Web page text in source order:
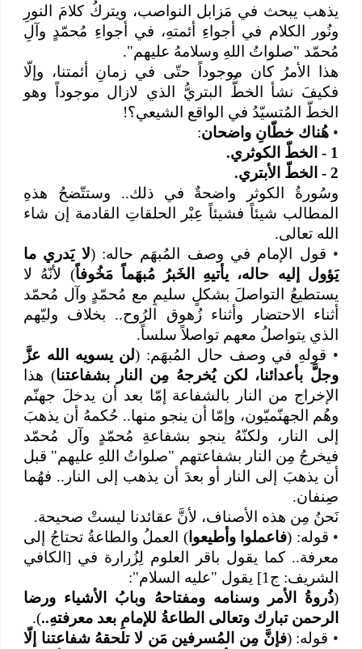
يذهب يبحث في مَزابل النواصب، ويتركُ كلامَ النورِ
ونُور الكلام في أجواءِ أئمتهِ، في أجواءِ مُحمّدٍ وآلِ
مُحمّد "صلواتُ اللهِ وسلامهُ عليهم".
هذا الأمرُ كان موجوداً حتّى في زمانِ أئمتنا، وإلّا
فكيفَ نشأ الخطُّ البتريُّ الذي لازال موجوداً وهو
الخطّ المُتسيّدُ في الواقع الشيعي؟!
•هُناك خطّانِ واضحان:
1- الخطّ الكوثري.
2- الخطّ الأبتري.
وسُورةُ الكوثر واضحةٌ في ذلك.. وستتّضحُ هذهِ
المطالب شيئاً فشيئاً عِبْر الحلقاتِ القادمة إن شاء
الله تعالى.
قول الإمام في وصف المُبهَم حاله: ( لا يَدري ما
يَؤول إليه حاله، يأتيهِ الخَبرُ مُبهَماً مَخُوفاً)
لأنّهُ لا
يستطيعُ التواصلَ بشكلٍ سليمٍ مع مُحمّدٍ وآل مُحمّد
أثناء الاحتضار وأثناء زُهوق الرُوح.. بخلاف وليّهم
الذي يتواصلُ معهم تواصلاً سلساً.
• قولهِ في وصف حال المُبهَم: ( لن يسويه الله عزَّ
وجلَّ بأعدائنا، لكن يُخرجهُ مِن النار بشفاعتنا) هذا
الإخراج من النار بالشفاعة إمّا بعد أن يدخلَ جهنّم
وهُم الجهنّميّون، وإمّا أن ينجو منها.. حُكمهُ أن يذهبَ
إلى النار، ولكنّهُ ينجو بشفاعةِ مُحمّدٍ وآل مُحمّد
فيخرجُ مِن النار بشفاعتهم "صلواتُ اللهِ عليهم" قبل
أن يذهبَ إلى النار أو بعدَ أن يذهب إلى النار.. فهُما
صِنفان.
نَحنُ مِن هذه الأصناف، لأنَّ عقائدنا ليستْ صحيحة.
قوله: ( فاعملوا وأطيعوا) العملُ والطاعةُ تحتاجُ إلى
معرفة.. كما يقول باقر العلوم لِزُرارة في [الكافي
الشريف: ج1] يقول "عليه السلام":
ذُروةُ الأمر وسنامه ومفتاحهُ وبابُ الأشياء ورضا
الرحمن تبارك وتعالى الطاعةُ للإمامِ بعد معرفتهِ..).
•قوله: ( فإنَّ مِن المُسرفين مَن لا تلحقهُ شفاعتنا إلّا